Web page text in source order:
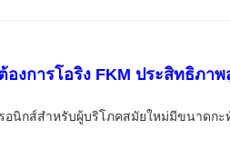
งการโอริง FKM ประสิทธิภาพ
กส์สำหรับผู้บริโภคสมัยใหม่มีขนาดก